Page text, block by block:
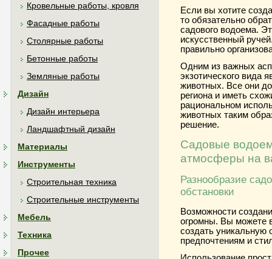
Кровельные работы, кровля
Фасадные работы
Столярные работы
Бетонные работы
Земляные работы
Дизайн
Дизайн интерьера
Ландшафтный дизайн
Материалы
Инструменты
Строительная техника
Строительные инструменты
Мебель
Техника
Прочее
Если вы хотите
то обязательно
садового водоема.
искусственный
правильно
Одним из важных
экзотического вида
животных. Все они
региона и иметь
рациональном
животных таким
решение.
Садовые
атмосферы на
Разнообразие
обстановки
Возможности
огромны. Вы можете
создать уникальную
предпочтениям и